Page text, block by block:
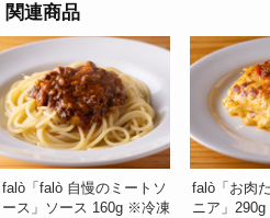
関連商品
falò「falò 自慢のミートソ
ース」ソース 160g ※冷凍
falò「お肉
ニア」